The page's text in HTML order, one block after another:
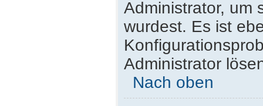
Administrator, um
wurdest. Es ist
Administrator
Nach oben